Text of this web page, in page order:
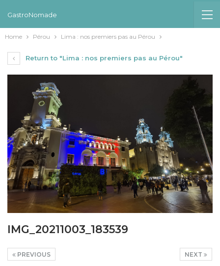
GastroNomade
Home Pérou Lima : nos premiers pas au Pérou
Return to "Lima : nos premiers pas au Pérou"
IMG_20211003_183539
NEXT
PREVIOUS